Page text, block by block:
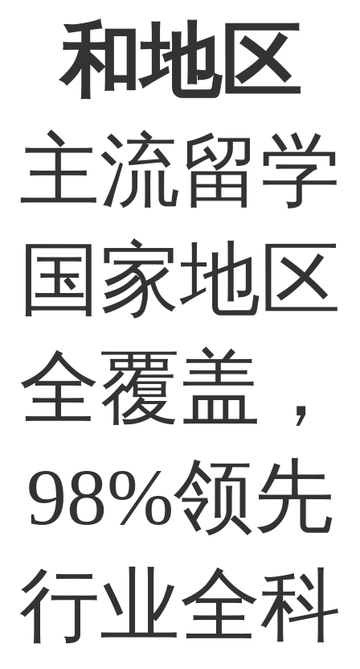
和地区
主流留学
国家地区
全覆盖，
98%领先
行业全科